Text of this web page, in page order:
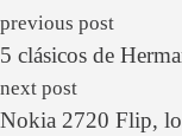
previous post
5 clásicos de
next post
Nokia 2720 Flip,